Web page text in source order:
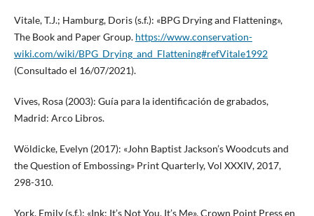
Vitale, T.J.; Hamburg, Doris (s.f.): «BPG Drying and Flattening»,
The Book and Paper Group. https://www.conservation-
wiki.com/wiki/BPG_Drying_and_Flattening#refVitale1992
(Consultado el 16/07/2021).
Vives, Rosa (2003): Guía para la identificación de grabados,
Madrid: Arco Libros.
Wöldicke, Evelyn (2017): «John Baptist Jackson’s Woodcuts and
the Question of Embossing» Print Quarterly, Vol XXXIV, 2017,
298-310.
York, Emily (s.f.): «Ink: It’s Not You, It’s Me», Crown Point Press en